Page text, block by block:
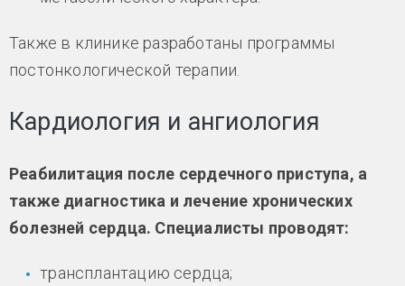
Также в клинике разработаны программы
постонкологической терапии.
Кардиология и ангиология
Реабилитация после сердечного приступа, а
также диагностика и лечение хронических
болезней сердца. Специалисты проводят:
трансплантацию сердца;